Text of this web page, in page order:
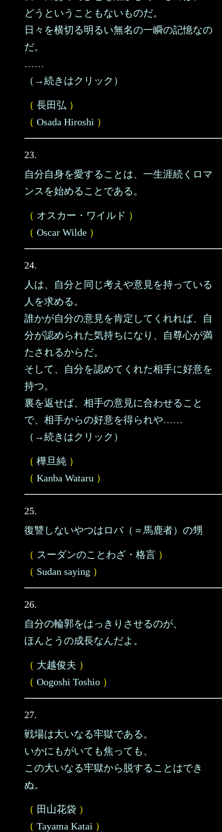
どうということもないものだ。
日々を横切る明るい無名の一瞬の記憶なの
だ。
……
（→続きはクリック）
（ 長田弘 ）
（ Osada Hiroshi ）
23.
自分自身を愛することは、一生涯続くロマ
ンスを始めることである。
（ オスカー・ワイルド ）
（ Oscar Wilde ）
24.
人は、自分と同じ考えや意見を持っている
人を求める。
誰かが自分の意見を肯定してくれれば、自
分が認められた気持ちになり、自尊心が満
たされるからだ。
そして、自分を認めてくれた相手に好意を
持つ。
裏を返せば、相手の意見に合わせること
で、相手からの好意を得られや……
（→続きはクリック）
（ 樺旦純 ）
（ Kanba Wataru ）
25.
復讐しないやつはロバ（＝馬鹿者）の甥
（ スーダンのことわざ・格言 ）
（ Sudan saying ）
26.
自分の輪郭をはっきりさせるのが、
ほんとうの成長なんだよ。
（ 大越俊夫 ）
（ Oogoshi Toshio ）
27.
戦場は大いなる牢獄である。
いかにもがいても焦っても、
この大いなる牢獄から脱することはでき
ぬ。
（ 田山花袋 ）
（ Tayama Katai ）